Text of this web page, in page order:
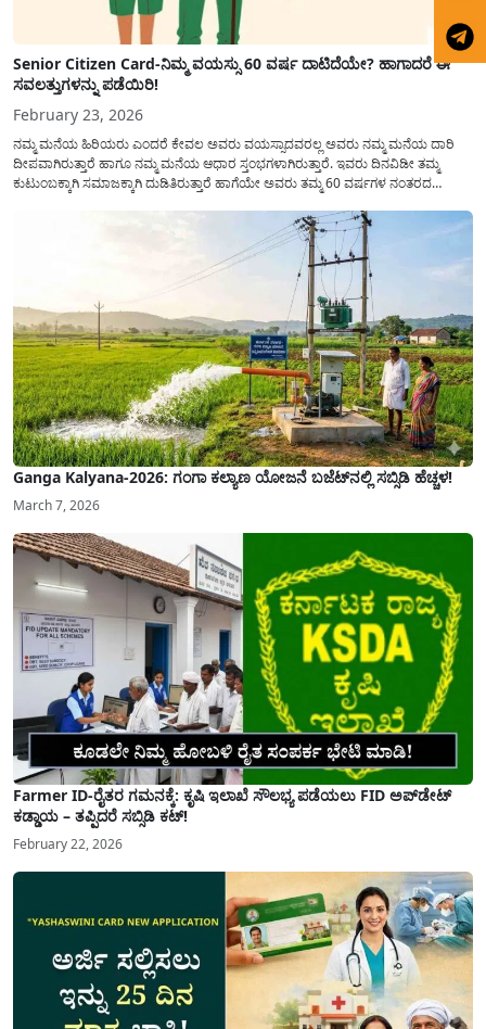
Senior Citizen Card-ನಿಮ್ಮ ವಯಸ್ಸು 60 ವರ್ಷ ದಾಟಿದೆಯೇ? ಹಾಗಾದರೆ ಈ
ಸವಲತ್ತುಗಳನ್ನು ಪಡೆಯಿರಿ!
February 23, 2026
ನಮ್ಮ ಮನೆಯ ಹಿರಿಯರು ಎಂದರೆ ಕೇವಲ ಅವರು ವಯಸ್ಸಾದವರಲ್ಲ ಅವರು ನಮ್ಮ ಮನೆಯ ದಾರಿ
ದೀಪವಾಗಿರುತ್ತಾರೆ ಹಾಗೂ ನಮ್ಮ ಮನೆಯ ಆಧಾರ ಸ್ತಂಭಗಳಾಗಿರುತ್ತಾರೆ. ಇವರು ದಿನವಿಡೀ ತಮ್ಮ
ಕುಟುಂಬಕ್ಕಾಗಿ ಸಮಾಜಕ್ಕಾಗಿ ದುಡಿತಿರುತ್ತಾರೆ ಹಾಗೆಯೇ ಅವರು ತಮ್ಮ 60 ವರ್ಷಗಳ ನಂತರದ
Ganga Kalyana-2026: ಗಂಗಾ ಕಲ್ಯಾಣ ಯೋಜನೆ ಬಜೆಟ್‌ನಲ್ಲಿ ಸಬ್ಸಿಡಿ ಹೆಚ್ಚಳ!
March 7, 2026
Farmer ID-ರೈತರ ಗಮನಕ್ಕೆ: ಕೃಷಿ ಇಲಾಖೆ ಸೌಲಭ್ಯ ಪಡೆಯಲು FID ಅಪ್‌ಡೇಟ್
ಕಡ್ಡಾಯ – ತಪ್ಪಿದರೆ ಸಬ್ಸಿಡಿ ಕಟ್!
February 22, 2026